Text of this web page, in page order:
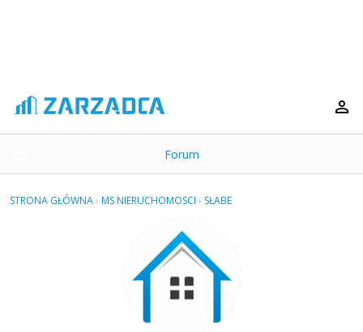
o
g
Forum
STRONA GŁÓWNA› MS NIERUCHOMOSCI › SŁABE